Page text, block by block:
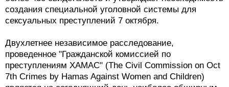
создания специальной уголовной системы для
сексуальных преступлений 7 октября.
Двухлетнее независимое расследование,
проведенное "Гражданской комиссией по
преступлениям ХАМАС" (The Civil Commission on Oct
7th Crimes by Hamas Against Women and Children)